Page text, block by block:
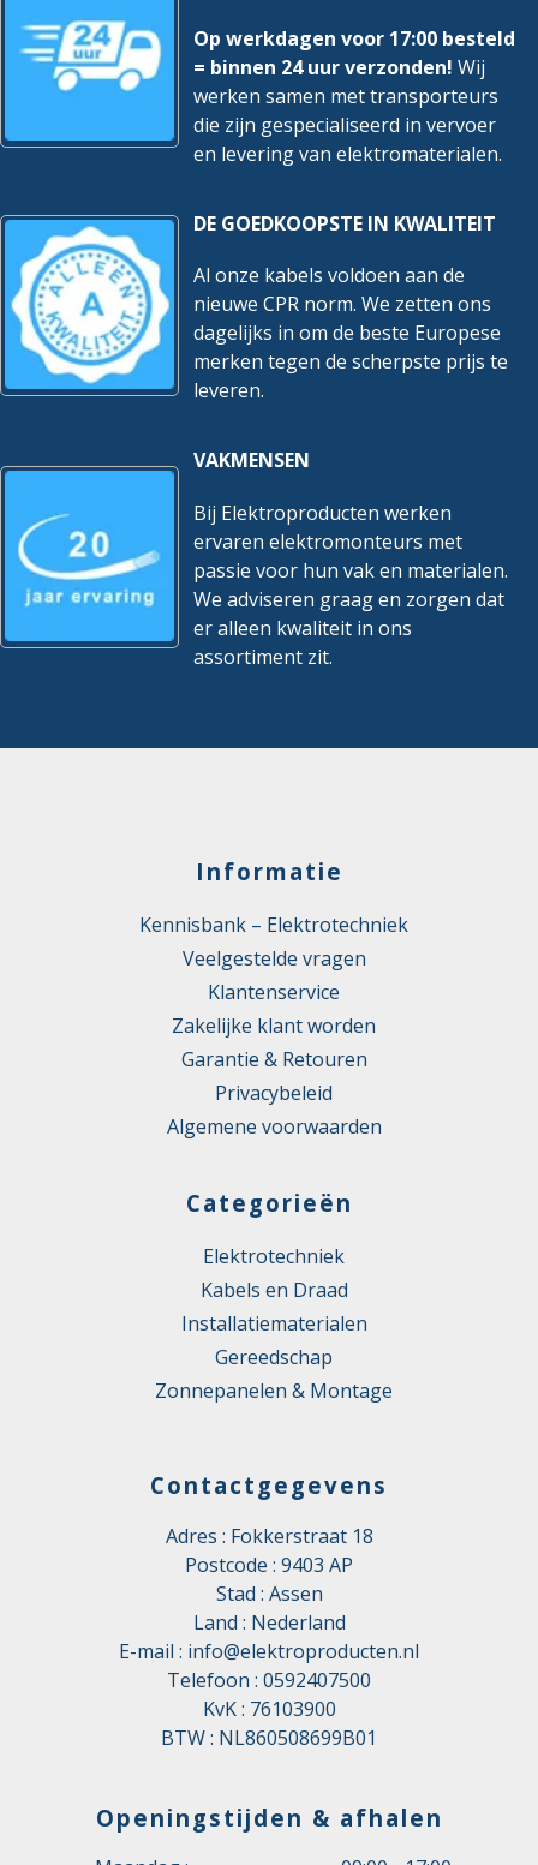
Op werkdagen voor 17:00 besteld
= binnen 24 uur verzonden! Wij
werken samen met transporteurs
die zijn gespecialiseerd in vervoer
en levering van elektromaterialen.
DE GOEDKOOPSTE IN KWALITEIT
Al onze kabels voldoen aan de
nieuwe CPR norm. We zetten ons
dagelijks in om de beste Europese
merken tegen de scherpste prijs te
leveren.
VAKMENSEN
Bij Elektroproducten werken
ervaren elektromonteurs met
passie voor hun vak en materialen.
We adviseren graag en zorgen dat
er alleen kwaliteit in ons
assortiment zit.
Informatie
Kennisbank – Elektrotechniek
Veelgestelde vragen
Klantenservice
Zakelijke klant worden
Garantie & Retouren
Privacybeleid
Algemene voorwaarden
Categorieën
Elektrotechniek
Kabels en Draad
Installatiematerialen
Gereedschap
Zonnepanelen & Montage
Contactgegevens
Adres : Fokkerstraat 18
Postcode : 9403 AP
Stad : Assen
Land : Nederland
E-mail : info@elektroproducten.nl
Telefoon : 0592407500
KvK : 76103900
BTW : NL860508699B01
Openingstijden & afhalen